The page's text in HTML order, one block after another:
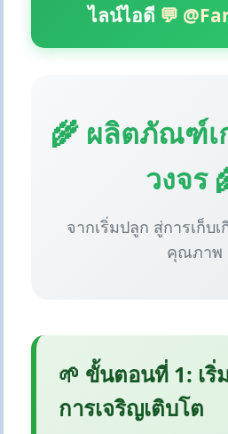
ไลน์ไอดี 💬
🌾 ผลิตภัณฑ์เ
วงจร
จากเริ่มปลูก สู่การเก็บ
คุณภาพ
🌱 ขั้นตอนที่ 1: เริ่
การเจริญเติบโต